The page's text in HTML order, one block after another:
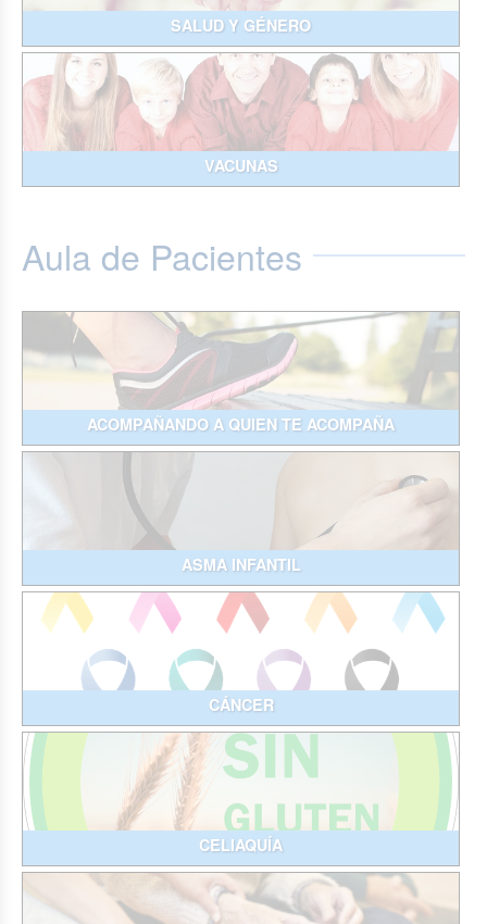
SALUD Y GÉNERO
VACUNAS
Aula de Pacientes
ACOMPAÑANDO A QUIEN TE ACOMPAÑA
ASMA INFANTIL
CÁNCER
CELIAQUÍA